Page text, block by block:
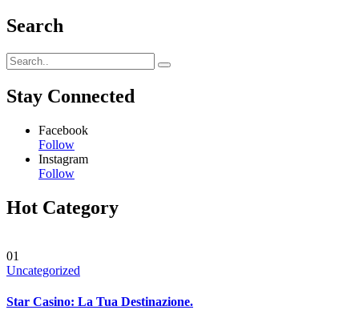
Search
Stay Connected
Facebook
Follow
Instagram
Follow
Hot Category
01
Uncategorized
Star Casino: La Tua Destinazione.